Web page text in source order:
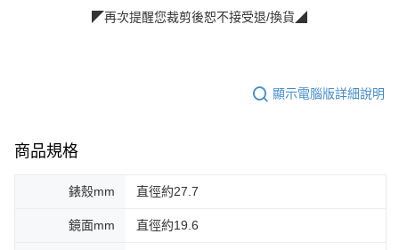
◤再次提醒您裁剪後恕不接受退/換貨◢
顯示電腦版詳細說明
商品規格
錶殼mm 直徑約27.7
鏡面mm 直徑約19.6